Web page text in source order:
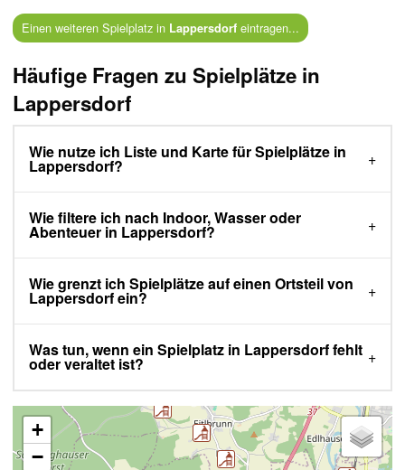
Einen weiteren Spielplatz in Lappersdorfeintragen...
Häufige Fragen zu Spielplätze in
Lappersdorf
Wie nutze ich Liste und Karte für Spielplätze in
Lappersdorf?
Wie filtere ich nach Indoor, Wasser oder
Abenteuer in Lappersdorf?
Wie grenzt ich Spielplätze auf einen Ortsteil von
Lappersdorf ein?
Was tun, wenn ein Spielplatz in Lappersdorf fehlt
oder veraltet ist?
+
−